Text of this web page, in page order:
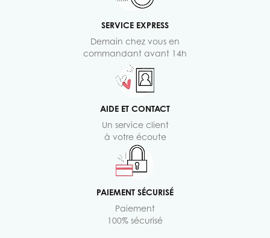
SERVICE EXPRESS
Demain chez vous en
commandant avant 14h
AIDE ET CONTACT
Un service client
à votre écoute
PAIEMENT SÉCURISÉ
Paiement
100% sécurisé